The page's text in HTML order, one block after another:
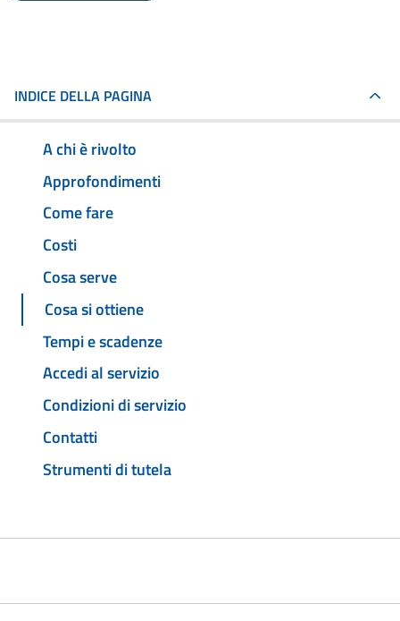
INDICE DELLA PAGINA
A chi è rivolto
Approfondimenti
Come fare
Costi
Cosa serve
Cosa si ottiene
Tempi e scadenze
Accedi al servizio
Condizioni di servizio
Contatti
Strumenti di tutela